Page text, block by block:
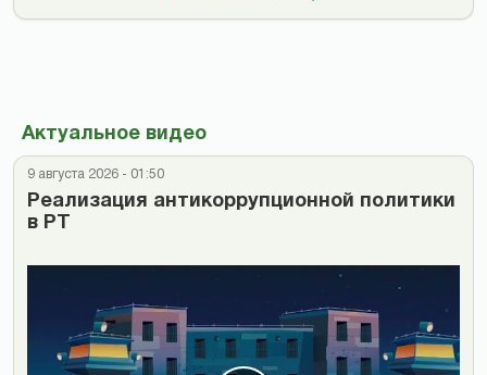
Актуальное видео
9 августа 2026 - 01:50
Реализация антикоррупционной политики
в РТ